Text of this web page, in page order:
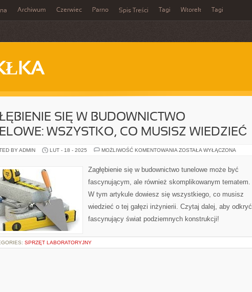
Archiwum Czerwiec Parno Spis Treści Tagi Wtorek Tagi
SIĘ W BUDOWNICTWO
WSZYSTKO, CO MUSISZ WIEDZIEĆ
BY ADMIN LUT - 18 - 2025 MOŻLIWOŚĆ KOMENTOWANIA ZAGŁĘBIENIE
BUDOWNICTWO
TUNELOWE:
CO
WIEDZIEĆ
ZOSTAŁA WYŁĄCZONA
Zagłębienie się w budownictwo tunelowe może być
fascynującym, ale również skomplikowanym tematem.
W tym artykule dowiesz się wszystkiego, co musisz
wiedzieć o tej gałęzi inżynierii. Czytaj dalej, aby odkryć
fascynujący świat podziemnych konstrukcji!
SPRZĘT LABORATORYJNY